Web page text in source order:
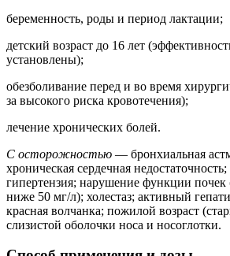
беременность, роды и период лактации;
детский возраст до 16 лет
установлены);
обезболивание перед и во время
за высокого риска кровотечения);
лечение хронических болей.
С осторожностью — бронхиальная
хроническая сердечная
гипертензия; нарушение функции
ниже 50 мг/л); холестаз; активный
красная волчанка; пожилой возраст
слизистой оболочки носа и носоглотки.